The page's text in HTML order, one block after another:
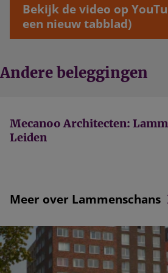
Bekijk de video op
een nieuw tabblad)
Andere beleggingen
Mecanoo Architecten:
Leiden
Meer over Lammenschans